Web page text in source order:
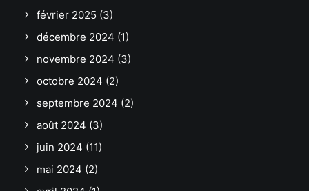
février 2025 (3)
décembre 2024 (1)
novembre 2024 (3)
octobre 2024 (2)
septembre 2024 (2)
août 2024 (3)
juin 2024 (11)
mai 2024 (2)